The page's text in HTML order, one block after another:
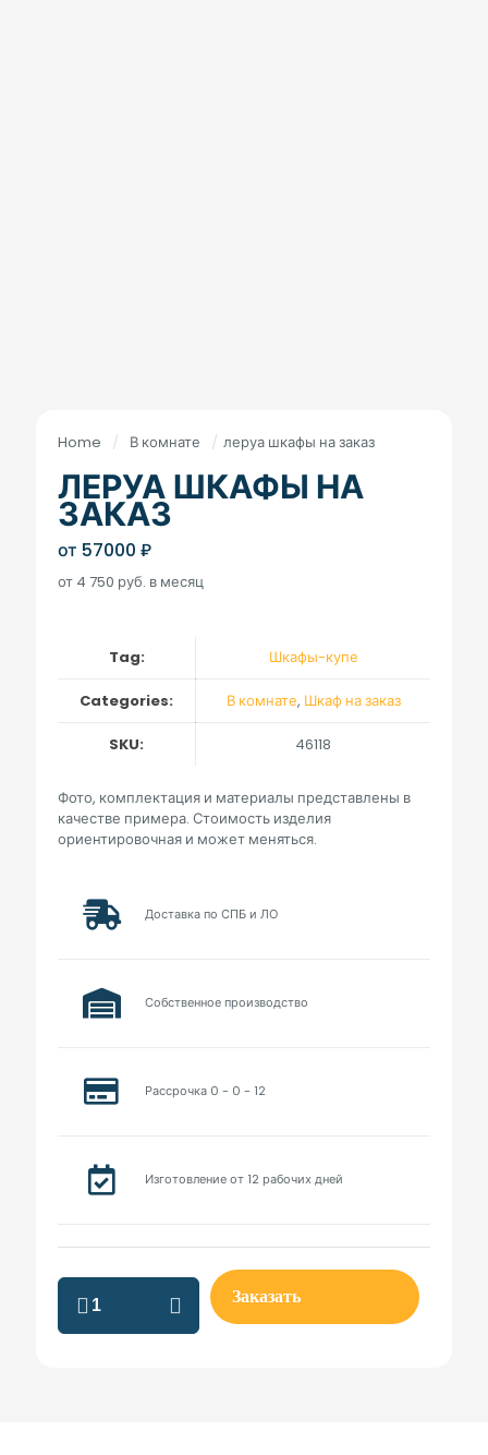
Home / В комнате / леруа шкафы на заказ
ЛЕРУА ШКАФЫ НА
ЗАКАЗ
от 57000 ₽
от 4 750 руб. в месяц
Tag: Шкафы-купе
Categories: В комнате, Шкаф на заказ
SKU: 46118
Фото, комплектация и материалы представлены в
качестве примера. Стоимость изделия
ориентировочная и может меняться.
Доставка по СПБ и ЛО
Собственное производство
Рассрочка 0 - 0 - 12
Изготовление от 12 рабочих дней
леруа
шкафы
на
Заказать